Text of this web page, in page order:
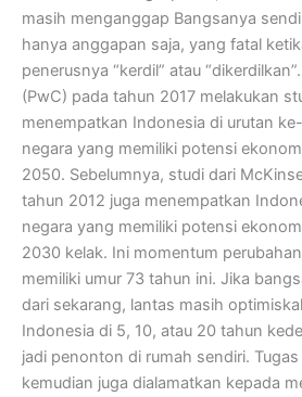
masih menganggap Bangsanya
hanya anggapan saja, yang fatal
penerusnya “kerdil” atau
(PwC) pada tahun 2017 melakukan
menempatkan Indonesia di urutan
negara yang memiliki potensi
2050. Sebelumnya, studi dari
tahun 2012 juga menempatkan
negara yang memiliki potensi
2030 kelak. Ini momentum
memiliki umur 73 tahun ini. Jika
dari sekarang, lantas masih
Indonesia di 5, 10, atau 20 tahun
jadi penonton di rumah sendiri.
kemudian juga dialamatkan kepada